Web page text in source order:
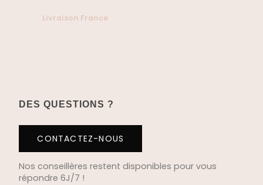
Livraison France
DES QUESTIONS ?
CONTACTEZ-NOUS
Nos conseillères restent disponibles pour vous
répondre 6J/7 !